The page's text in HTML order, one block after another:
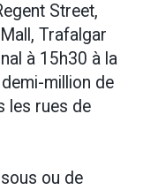
Street,
Trafalgar
à 15h30 à la
million de
les rues de
ou de